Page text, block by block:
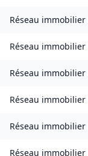
Réseau immobilier
Réseau immobilier
Réseau immobilier
Réseau immobilier
Réseau immobilier
Réseau immobilier